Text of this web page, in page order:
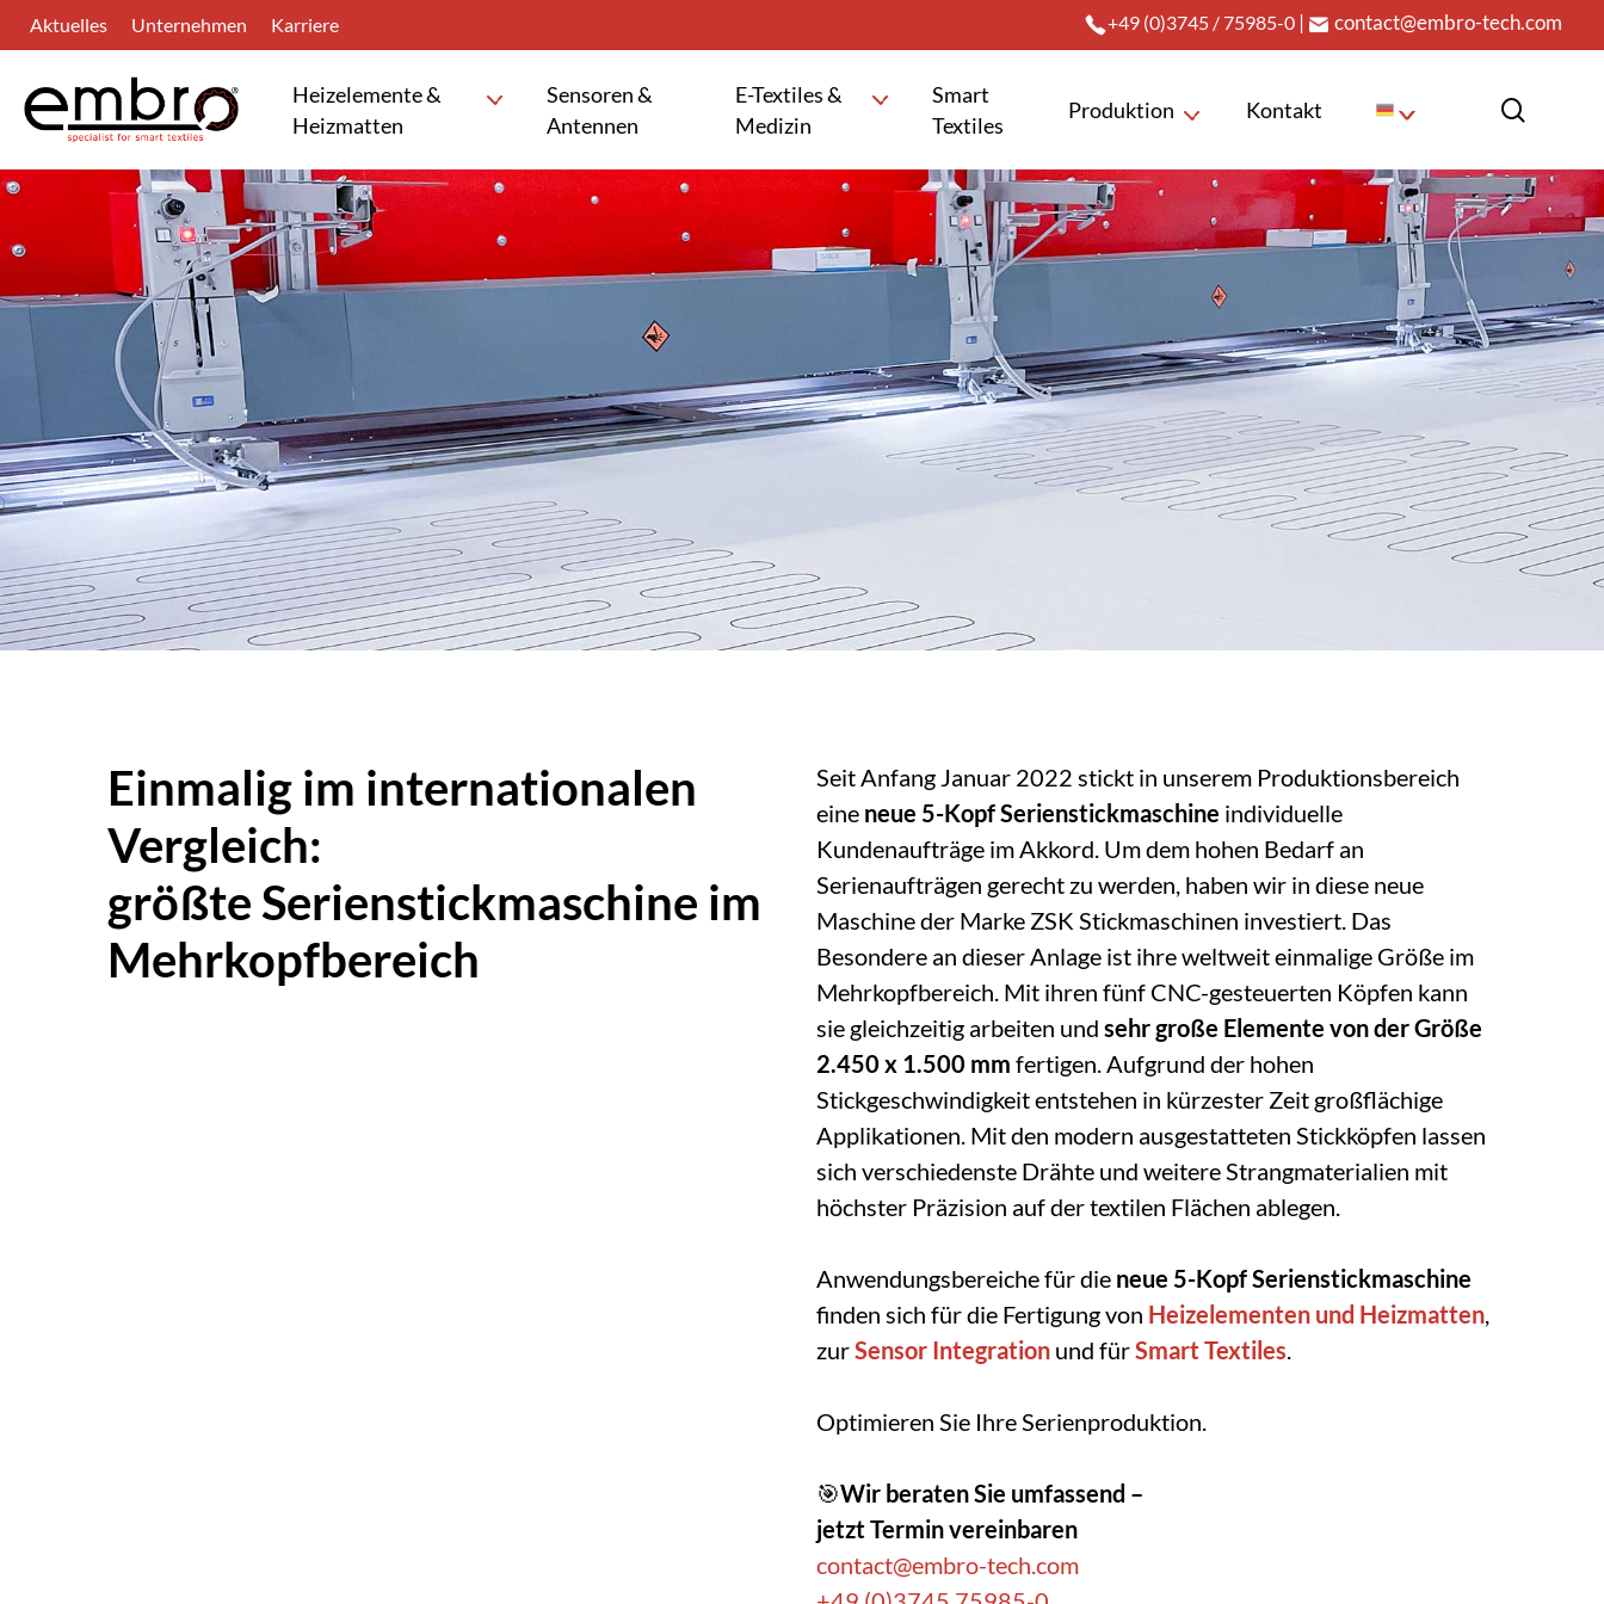
content
+49 (0)3745 / 75985-0| contact@embro-tech.com
Aktuelles Unternehmen Karriere
Heizelemente &
Heizmatten
Sensoren &
Antennen
E-Textiles &
Medizin
Smart
Textiles
Produktion Kontakt
Einmalig im internationalen
Vergleich:
größte Serienstickmaschine im
Mehrkopfbereich
Seit Anfang Januar 2022 stickt in unserem Produktionsbereich
eine neue 5-Kopf Serienstickmaschine individuelle
Kundenaufträge im Akkord. Um dem hohen Bedarf an
Serienaufträgen gerecht zu werden, haben wir in diese neue
Maschine der Marke ZSK Stickmaschinen investiert. Das
Besondere an dieser Anlage ist ihre weltweit einmalige Größe im
Mehrkopfbereich. Mit ihren fünf CNC-gesteuerten Köpfen kann
sie gleichzeitig arbeiten und sehr große Elemente von der Größe
2.450 x 1.500 mm fertigen. Aufgrund der hohen
Stickgeschwindigkeit entstehen in kürzester Zeit großflächige
Applikationen. Mit den modern ausgestatteten Stickköpfen lassen
sich verschiedenste Drähte und weitere Strangmaterialien mit
höchster Präzision auf der textilen Flächen ablegen.
Anwendungsbereiche für die neue 5-Kopf Serienstickmaschine
finden sich für die Fertigung von Heizelementen und Heizmatten,
zurSensor Integration und fürSmart Textiles.
Optimieren Sie Ihre Serienproduktion.
🎯Wir beraten Sie umfassend –
jetzt Termin vereinbaren
contact@embro-tech.com